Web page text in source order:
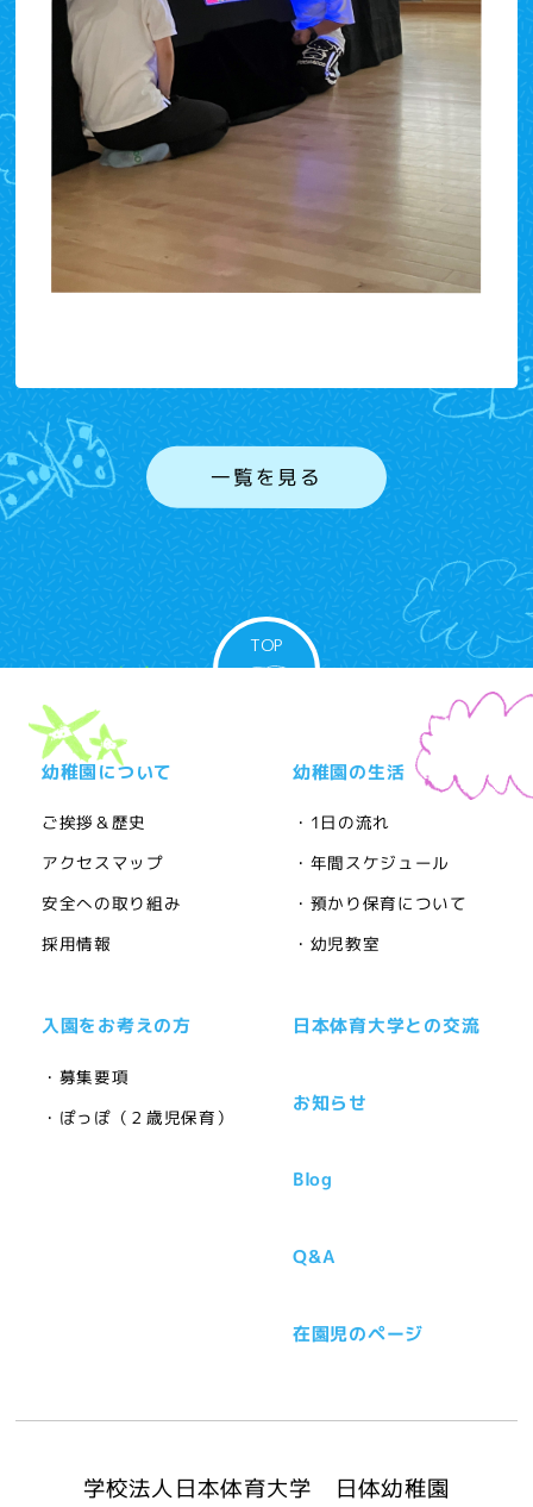
一覧を見る
TOP
幼稚園について
ご挨拶＆歴史
アクセスマップ
安全への取り組み
採用情報
幼稚園の生活
・1日の流れ
・年間スケジュール
・預かり保育について
・幼児教室
入園をお考えの方
・募集要項
・ぽっぽ（２歳児保育）
日本体育大学との交流
お知らせ
Blog
Q&A
在園児のページ
学校法人日本体育大学 日体幼稚園